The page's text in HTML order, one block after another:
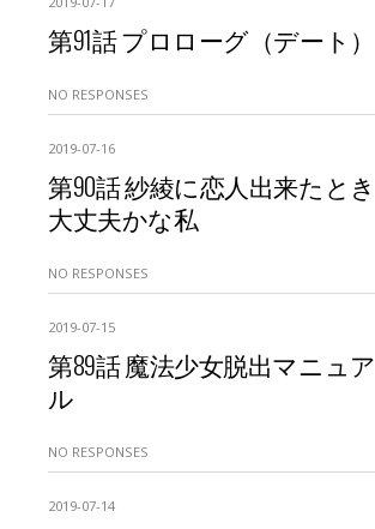
第91話 プロローグ（デート）
NO RESPONSES
2019-07-16
第90話 紗綾に恋人出来たとき
大丈夫かな私
NO RESPONSES
2019-07-15
第89話 魔法少女脱出マニュア
ル
NO RESPONSES
2019-07-14